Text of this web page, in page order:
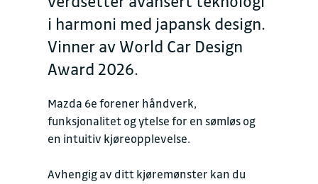
i harmoni med japansk design.
Vinner av World Car Design
Award 2026.
Mazda 6e forener håndverk,
funksjonalitet og ytelse for en sømløs og
en intuitiv kjøreopplevelse.
Avhengig av ditt kjøremønster kan du